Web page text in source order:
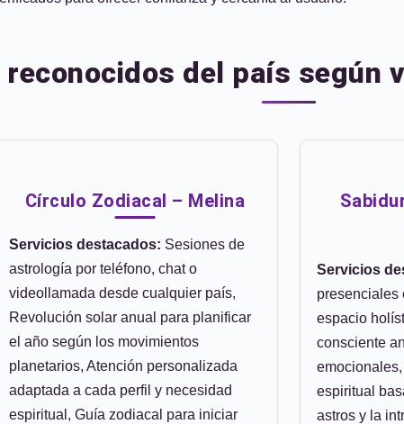
del país según
Círculo Zodiacal – Melina
Servicios destacados: Sesiones de
astrología por teléfono, chat o
videollamada desde cualquier país,
Revolución solar anual para planificar
el año según los movimientos
planetarios, Atención personalizada
adaptada a cada perfil y necesidad
espiritual, Guía zodiacal para iniciar
Servicios
presenciales
espacio
consciente
espiritual
astros y la